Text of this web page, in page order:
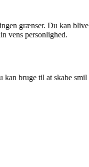
grænser. Du kan blive
vens personlighed.
kan bruge til at skabe smil